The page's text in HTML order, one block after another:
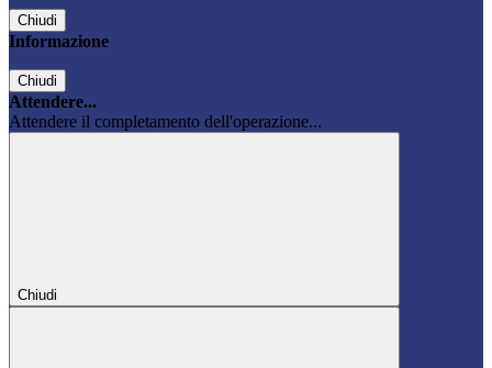
Chiudi
Informazione
Chiudi
Attendere...
Attendere il completamento dell'operazione...
Chiudi